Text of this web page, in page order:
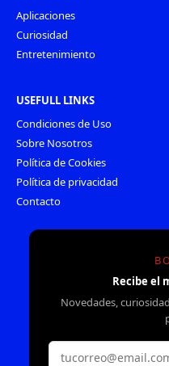
Aplicaciones
Curiosidad
Entretenimiento
USEFULL LINKS
Condiciones de Uso
Sobre Nosotros
Política de Cookies
Política de privacidad
Contacto
Recibe el
Novedades,